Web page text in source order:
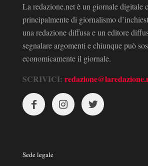
La redazione.net è un giornale digitale
principalmente di giornalismo
una redazione diffusa e un editore
segnalare argomenti e chiunque può
economicamente il giornale.
SCRIVICI:
Sede legale